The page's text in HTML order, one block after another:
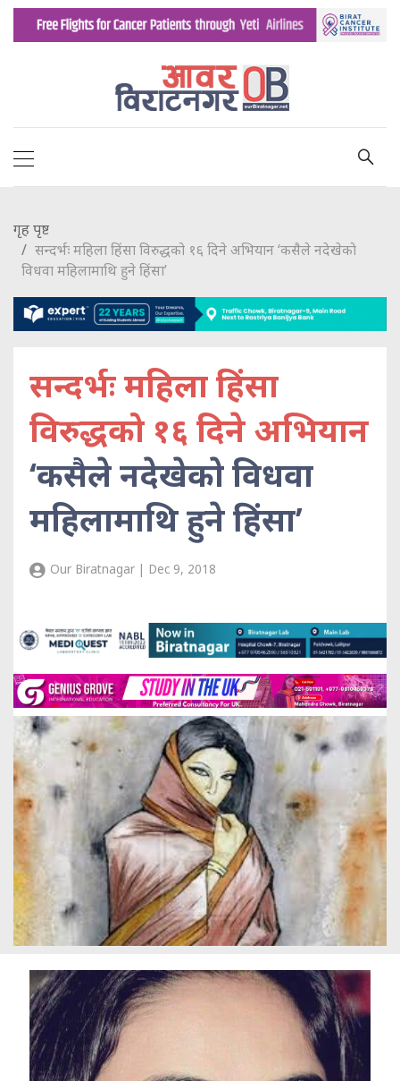
गृह पृष्ट
सन्दर्भः महिला हिंसा विरुद्धको १६ दिने अभियान ‘कसैले नदेखेकाे
विधवा महिलामाथि हुने हिंसा’
सन्दर्भः महिला हिंसा
विरुद्धको १६ दिने अभियान
‘कसैले नदेखेकाे विधवा
महिलामाथि हुने हिंसा’
Our Biratnagar | Dec 9, 2018